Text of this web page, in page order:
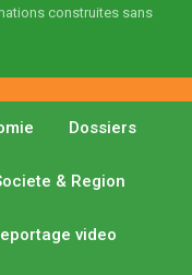
construites sans
Dossiers
& Region
video